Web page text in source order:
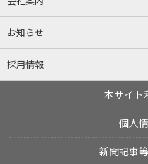
お知らせ
採用情報
本サイト
個人
新聞記事